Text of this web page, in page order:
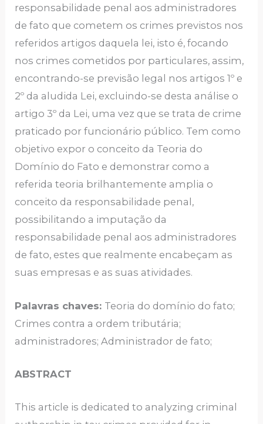
responsabilidade penal aos administradores
de fato que cometem os crimes previstos nos
referidos artigos daquela lei, isto é, focando
nos crimes cometidos por particulares, assim,
encontrando-se previsão legal nos artigos 1º e
2º da aludida Lei, excluindo-se desta análise o
artigo 3º da Lei, uma vez que se trata de crime
praticado por funcionário público. Tem como
objetivo expor o conceito da Teoria do
Domínio do Fato e demonstrar como a
referida teoria brilhantemente amplia o
conceito da responsabilidade penal,
possibilitando a imputação da
responsabilidade penal aos administradores
de fato, estes que realmente encabeçam as
suas empresas e as suas atividades.
Palavras chaves: Teoria do domínio do fato;
Crimes contra a ordem tributária;
administradores; Administrador de fato;
ABSTRACT
This article is dedicated to analyzing criminal